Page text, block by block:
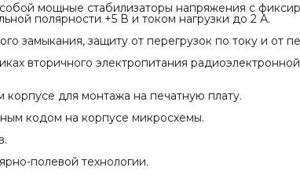
Якутск, Казань, Кызыл,
Архангельск,
Иваново, Калининград,
Кемерово, Киров,
Великий Новгород,
Рязань, Южно-
Анадырь и т.д.
мощные стабилизаторы напряжения с
полярности +5 В и током нагрузки до 2 А.
замыкания, защиту от перегрузок по току и от
вторичного электропитания
для монтажа на печатную плату.
кодом на корпусе микросхемы.
полевой технологии.